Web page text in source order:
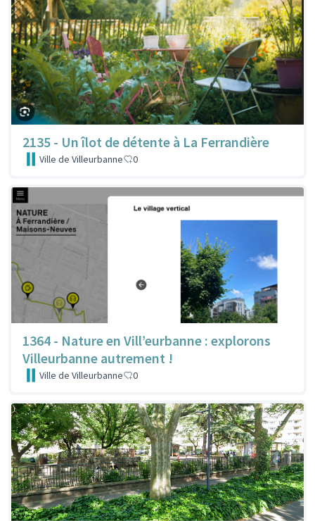
2135 - Un îlot de détente à La Ferrandière
Ville de Villeurbanne 0
1364 - Nature en Vill’eurbanne : explorons
Villeurbanne autrement !
Ville de Villeurbanne 0